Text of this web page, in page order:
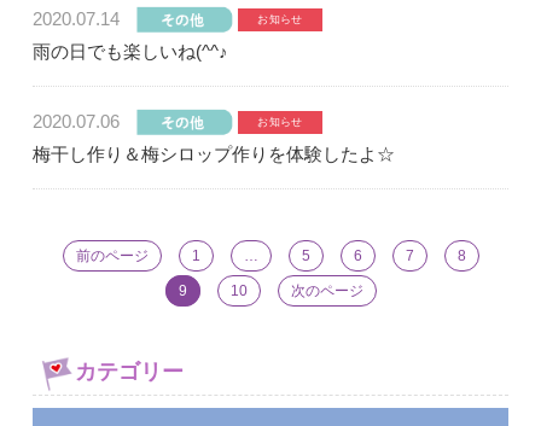
2020.07.14
雨の日でも楽しいね(^^♪
2020.07.06
梅干し作り＆梅シロップ作りを体験したよ☆
前のページ 1 … 5 6 7 8
9 10 次のページ
カテゴリー